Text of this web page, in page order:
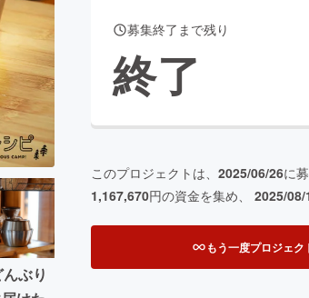
Creation
ya コミュニティ
ぶり
募集終了まで残り
終了
このプロジェクトは、 2025/06/26に
1,167,670円の資金を集め、 2025/08/
もう一度プロジェ